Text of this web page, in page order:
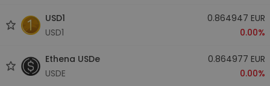
USD1
USD1
0.864947 EUR
0.00%
Ethena USDe
USDE
0.864977 EUR
0.00%